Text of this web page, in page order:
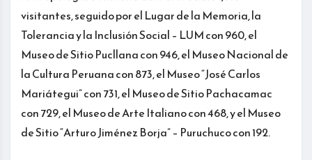
visitantes, seguido por el Lugar de la Memoria, la
Tolerancia y la Inclusión Social – LUM con 960, el
Museo de Sitio Pucllana con 946, el Museo Nacional de
la Cultura Peruana con 873, el Museo “José Carlos
Mariátegui” con 731, el Museo de Sitio Pachacamac
con 729, el Museo de Arte Italiano con 468, y el Museo
de Sitio “Arturo Jiménez Borja” – Puruchuco con 192.